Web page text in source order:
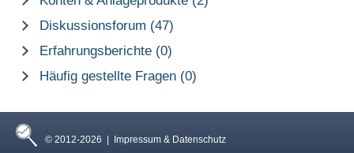
Diskussionsforum (47)
Erfahrungsberichte (0)
Häufig gestellte Fragen (0)
© 2012-2026 | Impressum & Datenschutz